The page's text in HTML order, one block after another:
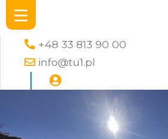
+48 33 813 90 00
info@tu1.pl